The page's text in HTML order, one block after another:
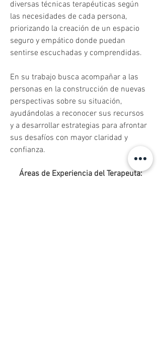
diversas técnicas terapéuticas según
las necesidades de cada persona,
priorizando la creación de un espacio
seguro y empático donde puedan
sentirse escuchadas y comprendidas.
En su trabajo busca acompañar a las
personas en la construcción de nuevas
perspectivas sobre su situación,
ayudándolas a reconocer sus recursos
y a desarrollar estrategias para afrontar
sus desafíos con mayor claridad y
confianza.
Áreas de Experiencia del Terapeuta: